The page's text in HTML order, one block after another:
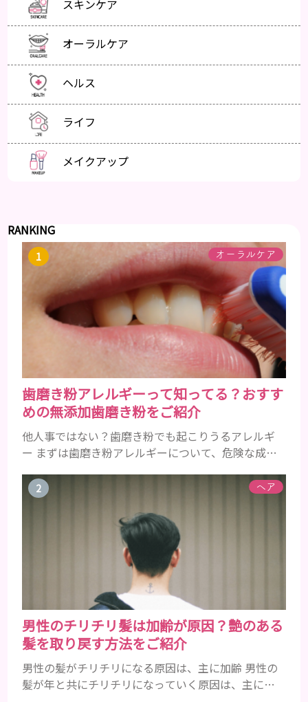
スキンケア
オーラルケア
ヘルス
ライフ
メイクアップ
RANKING
オーラルケア
歯磨き粉アレルギーって知ってる？おすす
めの無添加歯磨き粉をご紹介
他人事ではない？歯磨き粉でも起こりうるアレルギ
ー まずは歯磨き粉アレルギーについて、危険な成分
まれるアレルギーを起こすおそれのある成分 まず、
普段お使いの歯磨き粉に含まれているどの成分にア
レルギーを引き起こすおそれがあるのかを説明しま
すね。 •フッ素･･･歯の表面のエナメルを守り強くし
たり、虫歯と防ぐ働きを持つ成分 •香味料 ･･･歯磨き
ヘア
男性のチリチリ髪は加齢が原因？艶のある
髪を取り戻す方法をご紹介
男性の髪がチリチリになる原因は、主に加齢 男性の
髪が年と共にチリチリになっていく原因は、主に加